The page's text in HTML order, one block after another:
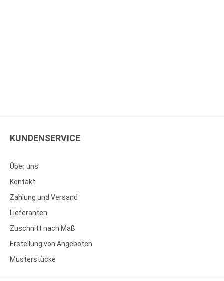
KUNDENSERVICE
Über uns
Kontakt
Zahlung und Versand
Lieferanten
Zuschnitt nach Maß
Erstellung von Angeboten
Musterstücke